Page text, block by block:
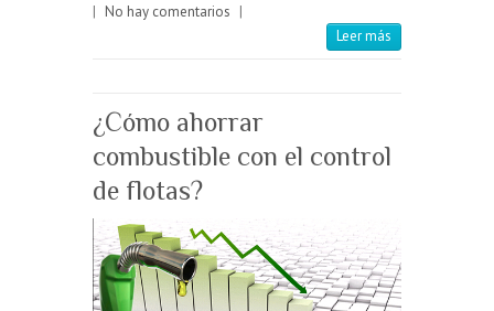
| No hay comentarios |
Leer más
¿Cómo ahorrar
combustible con el control
de flotas?